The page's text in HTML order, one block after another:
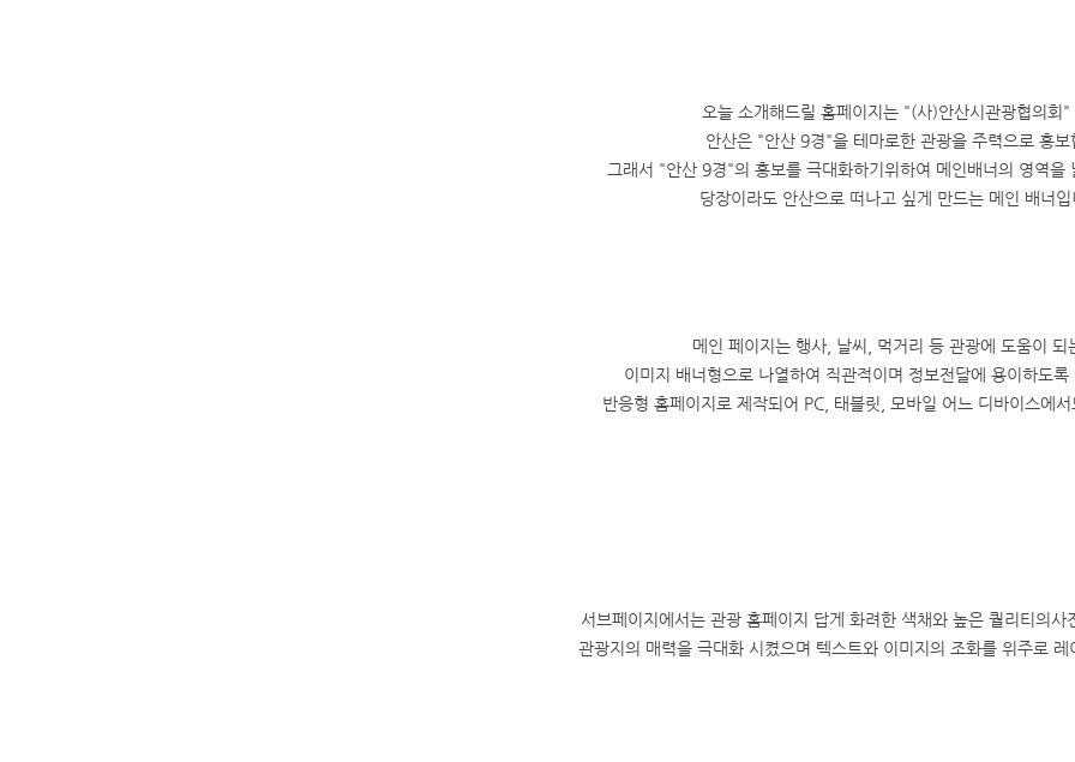
오늘 소개해드릴 홈페이지는 "(사)안산시관광협의회"
안산은 "안산 9경"을 테마로한 관광을 주력으로 홍보
그래서 "안산 9경"의 홍보를 극대화하기위하여 메인배너의 영역을
당장이라도 안산으로 떠나고 싶게 만드는 메인 배너
메인 페이지는 행사, 날씨, 먹거리 등 관광에 도움이 되
이미지 배너형으로 나열하여 직관적이며 정보전달에 용이하도록
반응형 홈페이지로 제작되어 PC, 태블릿, 모바일 어느 디바이스에서
서브페이지에서는 관광 홈페이지 답게 화려한 색채와 높은 퀄리티의사
관광지의 매력을 극대화 시켰으며 텍스트와 이미지의 조화를 위주로 레